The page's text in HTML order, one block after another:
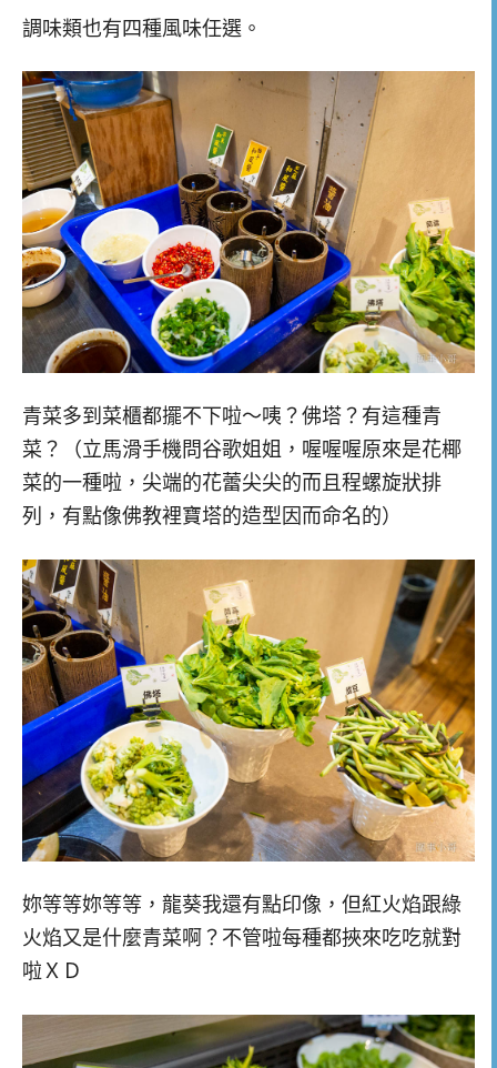
調味類也有四種風味任選。
青菜多到菜櫃都擺不下啦～咦？佛塔？有這種青
菜？（立馬滑手機問谷歌姐姐，喔喔喔原來是花椰
菜的一種啦，尖端的花蕾尖尖的而且程螺旋狀排
列，有點像佛教裡寶塔的造型因而命名的）
妳等等妳等等，龍葵我還有點印像，但紅火焰跟綠
火焰又是什麼青菜啊？不管啦每種都挾來吃吃就對
啦ＸＤ